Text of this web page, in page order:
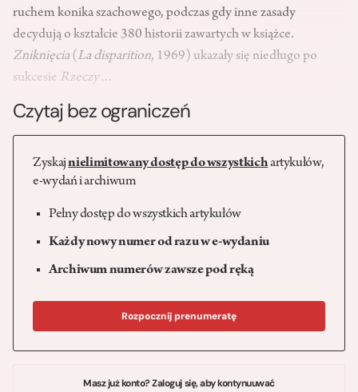
ruchem konika szachowego, podczas gdy inne zasady
decydują o kształcie 380 historii zawartych w książce.
Zniknięcia (La disparition, 1969) ukazały się niedługo po
sukcesie Rzeczy…
Czytaj bez ograniczeń
Zyskajnielimitowany dostęp do wszystkichartykułów,
e-wydań i archiwum
Pełny dostęp do wszystkich artykułów
Każdy nowy numer od razu w e-wydaniu
Archiwum numerów zawsze pod ręką
Rozpocznij prenumeratę
Masz już konto? Zaloguj się, aby kontynuuwać